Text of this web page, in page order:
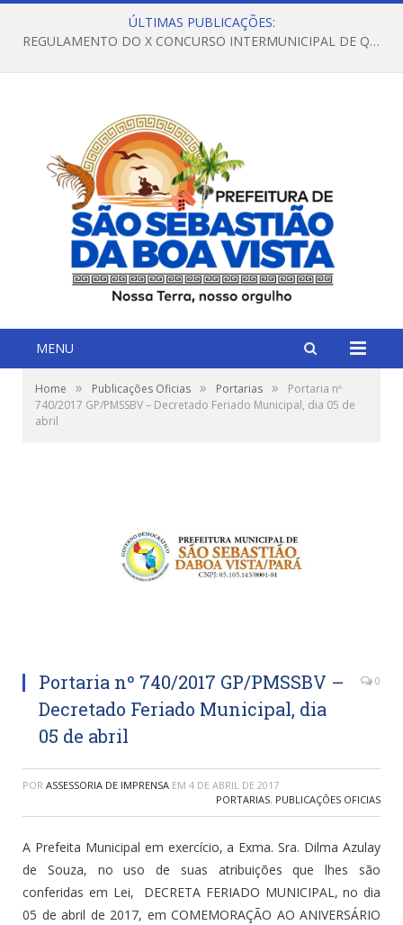
ÚLTIMAS PUBLICAÇÕES:
REGULAMENTO DO X CONCURSO INTERMUNICIPAL DE QUADRILHAS JUNINAS – 2026 – ARRAIÁ DA VENEZA
MENU
Home » Publicações Oficias » Portarias »
Portaria nº
740/2017 GP/PMSSBV – Decretado Feriado Municipal, dia 05 de
abril
Portaria nº 740/2017 GP/PMSSBV –
Decretado Feriado Municipal, dia
05 de abril
0
POR ASSESSORIA DE IMPRENSA EM 4 DE ABRIL DE 2017
PORTARIAS, PUBLICAÇÕES OFICIAS
A Prefeita Municipal em exercício, a Exma. Sra. Dilma Azulay
de Souza, no uso de suas atribuições que lhes são
conferidas em Lei, DECRETA FERIADO MUNICIPAL, no dia
05 de abril de 2017, em COMEMORAÇÃO AO ANIVERSÁRIO